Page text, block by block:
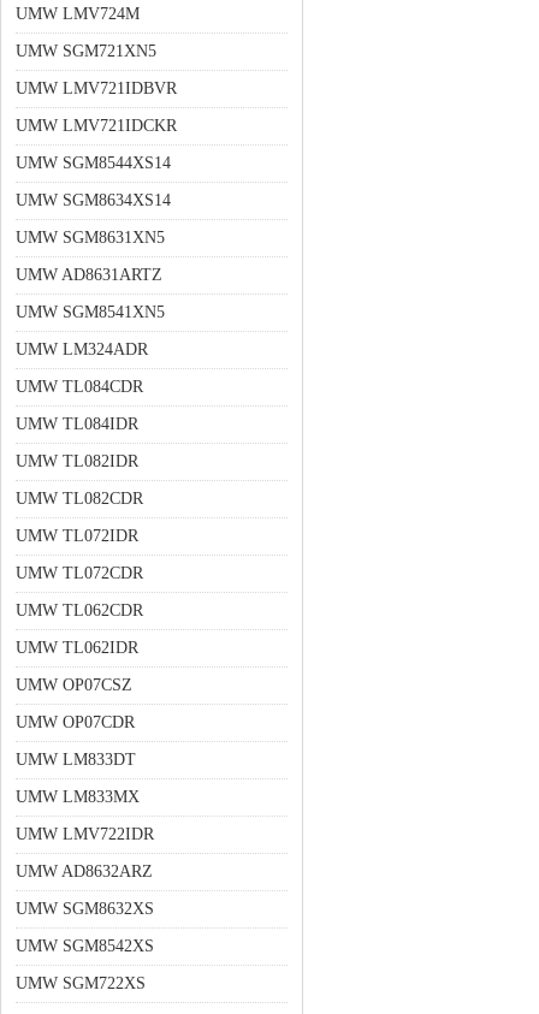
UMW LMV724M
UMW SGM721XN5
UMW LMV721IDBVR
UMW LMV721IDCKR
UMW SGM8544XS14
UMW SGM8634XS14
UMW SGM8631XN5
UMW AD8631ARTZ
UMW SGM8541XN5
UMW LM324ADR
UMW TL084CDR
UMW TL084IDR
UMW TL082IDR
UMW TL082CDR
UMW TL072IDR
UMW TL072CDR
UMW TL062CDR
UMW TL062IDR
UMW OP07CSZ
UMW OP07CDR
UMW LM833DT
UMW LM833MX
UMW LMV722IDR
UMW AD8632ARZ
UMW SGM8632XS
UMW SGM8542XS
UMW SGM722XS